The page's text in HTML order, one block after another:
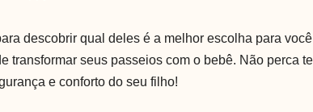
descobrir qual deles é a melhor escolha para
transformar seus passeios com o bebê. Não perca
e conforto do seu filho!